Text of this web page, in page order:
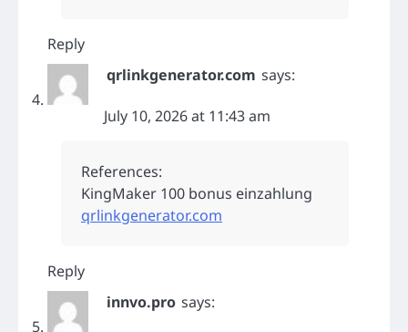
Reply
qrlinkgenerator.com says:
July 10, 2026 at 11:43 am
References:
KingMaker 100 bonus einzahlung
qrlinkgenerator.com
Reply
innvo.pro says: